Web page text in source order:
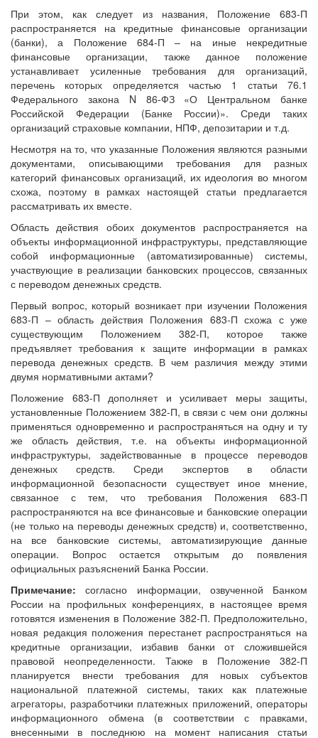
При этом, как следует из названия, Положение 683-П
распространяется на кредитные финансовые организации
(банки), а Положение 684-П – на иные некредитные
финансовые организации, также данное положение
устанавливает усиленные требования для организаций,
перечень которых определяется частью 1 статьи 76.1
Федерального закона N 86-ФЗ «О Центральном банке
Российской Федерации (Банке России)». Среди таких
организаций страховые компании, НПФ, депозитарии и т.д.
Несмотря на то, что указанные Положения являются разными
документами, описывающими требования для разных
категорий финансовых организаций, их идеология во многом
схожа, поэтому в рамках настоящей статьи предлагается
рассматривать их вместе.
Область действия обоих документов распространяется на
объекты информационной инфраструктуры, представляющие
собой информационные (автоматизированные) системы,
участвующие в реализации банковских процессов, связанных
с переводом денежных средств.
Первый вопрос, который возникает при изучении Положения
683-П – область действия Положения 683-П схожа с уже
существующим Положением 382-П, которое также
предъявляет требования к защите информации в рамках
перевода денежных средств. В чем различия между этими
двумя нормативными актами?
Положение 683-П дополняет и усиливает меры защиты,
установленные Положением 382-П, в связи с чем они должны
применяться одновременно и распространяться на одну и ту
же область действия, т.е. на объекты информационной
инфраструктуры, задействованные в процессе переводов
денежных средств. Среди экспертов в области
информационной безопасности существует иное мнение,
связанное с тем, что требования Положения 683-П
распространяются на все финансовые и банковские операции
(не только на переводы денежных средств) и, соответственно,
на все банковские системы, автоматизирующие данные
операции. Вопрос остается открытым до появления
официальных разъяснений Банка России.
Примечание: согласно информации, озвученной Банком
России на профильных конференциях, в настоящее время
готовятся изменения в Положение 382-П. Предположительно,
новая редакция положения перестанет распространяться на
кредитные организации, избавив банки от сложившейся
правовой неопределенности. Также в Положение 382-П
планируется внести требования для новых субъектов
национальной платежной системы, таких как платежные
агрегаторы, разработчики платежных приложений, операторы
информационного обмена (в соответствии с правками,
внесенными в последнюю на момент написания статьи